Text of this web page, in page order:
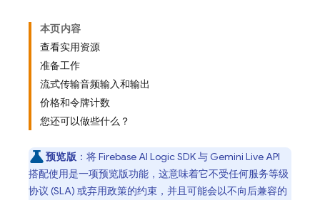
本页内容
查看实用资源
准备工作
流式传输音频输入和输出
价格和令牌计数
您还可以做些什么？
预览版 ：将Firebase AI LogicSDK 与 Gemini Live API
搭配使用是一项预览版功能，这意味着它不受任何服务等级
协议 (SLA) 或弃用政策的约束，并且可能会以不向后兼容的